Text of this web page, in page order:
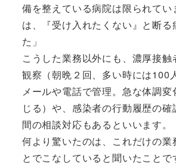
備を整えている病院は限られてい
は、『受け入れたくない』と断る
た」
こうした業務以外にも、濃厚接
観察（朝晩２回、多い時には100
メールや電話で管理。急な体調
じる）や、感染者の行動履歴の
間の相談対応もあるといいます。
何より驚いたのは、これだけの業
とでこなしていると聞いたことで